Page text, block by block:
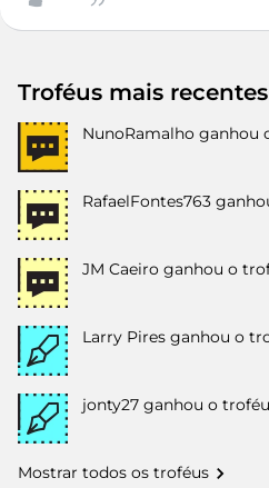
Troféus mais recentes
NunoRamalho ganhou
RafaelFontes763
JM Caeiro ganhou o
Larry Pires ganhou o
jonty27 ganhou o
Mostrar todos os troféus